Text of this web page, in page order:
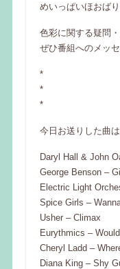
めいっぱいほおば
色彩に関する疑問
ぜひ番組へのメッ
*
*
*
今日お送りした曲は
Daryl Hall & John
George Benson –
Electric Light
Spice Girls –
Usher – Climax
Eurythmics –
Cheryl Ladd –
Diana King – Shy